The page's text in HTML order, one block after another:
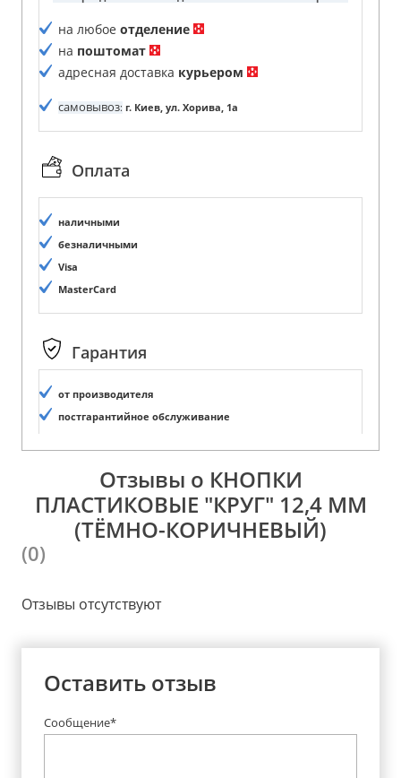
на любое отделение
на поштомат
адресная доставка курьером
самовывоз: г. Киев, ул. Хорива, 1а
Оплата
наличными
безналичными
Visa
MasterCard
Гарантия
от производителя
постгарантийное обслуживание
Отзывы о КНОПКИ
ПЛАСТИКОВЫЕ "КРУГ" 12,4 ММ
(ТЁМНО-КОРИЧНЕВЫЙ)
(0)
Отзывы отсутствуют
Оставить отзыв
Сообщение*